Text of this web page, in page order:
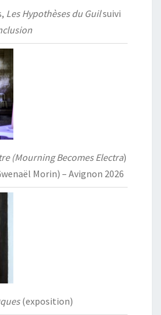
Les Hypothèses du Guilsuivi
(Mourning Becomes Electra)
Morin) – Avignon 2026
(exposition)